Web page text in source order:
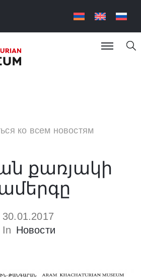
ко всем новостям
քառյակի
30.01.2017
In Новости